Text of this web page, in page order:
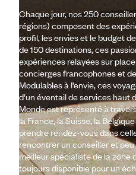
Chaque jour, nos 250
régions) composent des
profil, les envies et le budget
de 150 destinations, ces
expériences relayées sur
concierges francophones et
Modulables à l’envie, ces
d’un éventail de services haut
Monde est représenté à
la France, la Suisse, la
prendre rendez-vous dans
rencontrer un conseiller et
meilleur spécialiste de la zone
toujours disponible pour un